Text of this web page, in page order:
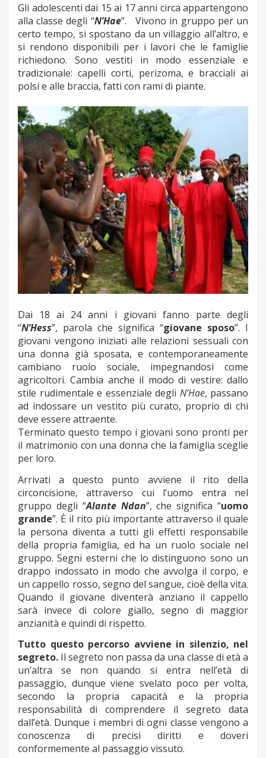
Gli adolescenti dai 15 ai 17 anni circa appartengono
alla classe degli “N’Hae”. Vivono in gruppo per un
certo tempo, si spostano da un villaggio all’altro, e
si rendono disponibili per i lavori che le famiglie
richiedono. Sono vestiti in modo essenziale e
tradizionale: capelli corti, perizoma, e bracciali ai
polsi e alle braccia, fatti con rami di piante.
Dai 18 ai 24 anni i giovani fanno parte degli
“N’Hess”, parola che significa “giovane sposo”. I
giovani vengono iniziati alle relazioni sessuali con
una donna già sposata, e contemporaneamente
cambiano ruolo sociale, impegnandosi come
agricoltori. Cambia anche il modo di vestire: dallo
stile rudimentale e essenziale degli N’Hae, passano
ad indossare un vestito più curato, proprio di chi
deve essere attraente.
Terminato questo tempo i giovani sono pronti per
il matrimonio con una donna che la famiglia sceglie
per loro.
Arrivati a questo punto avviene il rito della
circoncisione, attraverso cui l’uomo entra nel
gruppo degli “Alante Ndan”, che significa “uomo
grande”. È il rito più importante attraverso il quale
la persona diventa a tutti gli effetti responsabile
della propria famiglia, ed ha un ruolo sociale nel
gruppo. Segni esterni che lo distinguono sono un
drappo indossato in modo che avvolga il corpo, e
un cappello rosso, segno del sangue, cioè della vita.
Quando il giovane diventerà anziano il cappello
sarà invece di colore giallo, segno di maggior
anzianità e quindi di rispetto.
Tutto questo percorso avviene in silenzio, nel
segreto. Il segreto non passa da una classe di età a
un’altra se non quando si entra nell’età di
passaggio, dunque viene svelato poco per volta,
secondo la propria capacità e la propria
responsabilità di comprendere il segreto data
dall’età. Dunque i membri di ogni classe vengono a
conoscenza di precisi diritti e doveri
conformemente al passaggio vissuto.